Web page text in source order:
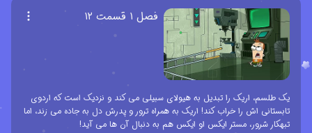
فصل ۱ قسمت ۱۲
یک طلسم، اریک را تبدیل به هیولای سبیلی می کند و نزدیک است که اردوی
تابستانی اش را خراب کند! اریک به همراه ترور و پدرش دل به جاده می زند، اما
تبهکار شرور، مستر ایکس او ایکس هم به دنبال آن ها می آید!